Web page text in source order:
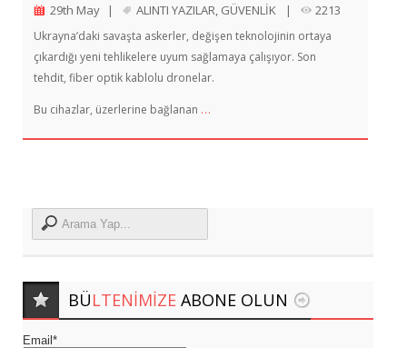
29th May | ALINTI YAZILAR GÜVENLİK | 2213
Ukrayna’daki savaşta askerler, değişen teknolojinin ortaya
çıkardığı yeni tehlikelere uyum sağlamaya çalışıyor. Son
tehdit, fiber optik kablolu dronelar.
Bu cihazlar, üzerlerine bağlanan …
BÜLTENIMIZE ABONE OLUN
Email*